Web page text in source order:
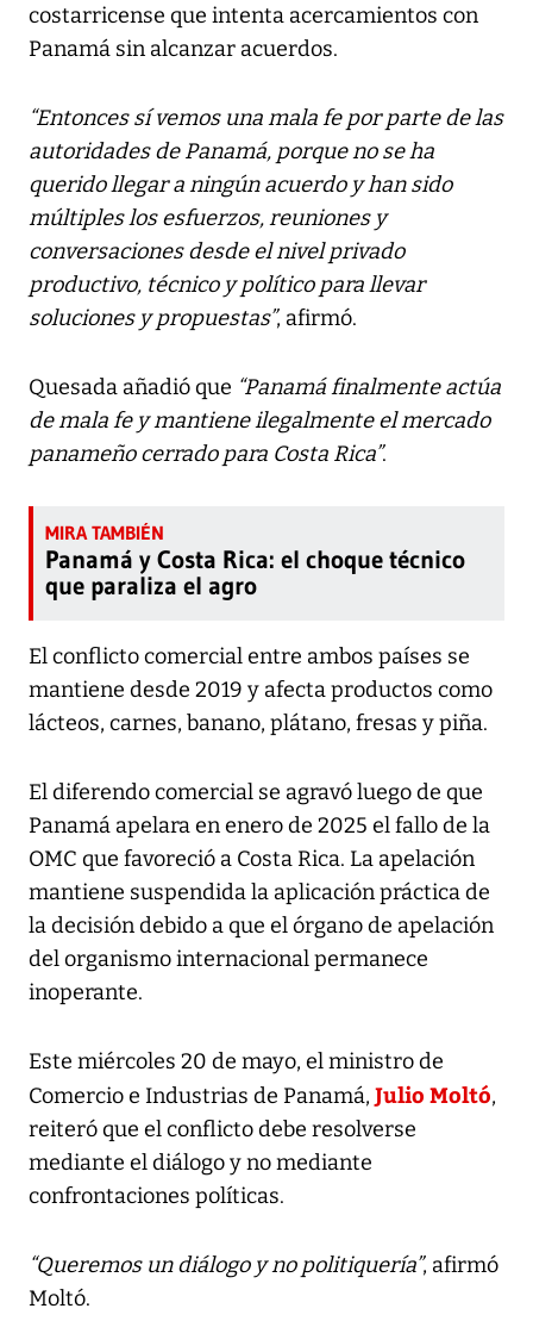
costarricense que intenta acercamientos con
Panamá sin alcanzar acuerdos.
“Entonces sí vemos una mala fe por parte de las
autoridades de Panamá, porque no se ha
querido llegar a ningún acuerdo y han sido
múltiples los esfuerzos, reuniones y
conversaciones desde el nivel privado
productivo, técnico y político para llevar
soluciones y propuestas”, afirmó.
Quesada añadió que “Panamá finalmente actúa
de mala fe y mantiene ilegalmente el mercado
panameño cerrado para Costa Rica”.
Panamá y Costa Rica: el choque técnico
que paraliza el agro
El conflicto comercial entre ambos países se
mantiene desde 2019 y afecta productos como
lácteos, carnes, banano, plátano, fresas y piña.
El diferendo comercial se agravó luego de que
Panamá apelara en enero de 2025 el fallo de la
OMC que favoreció a Costa Rica. La apelación
mantiene suspendida la aplicación práctica de
la decisión debido a que el órgano de apelación
del organismo internacional permanece
inoperante.
Este miércoles 20 de mayo, el ministro de
Comercio e Industrias de Panamá, Julio Moltó,
reiteró que el conflicto debe resolverse
mediante el diálogo y no mediante
confrontaciones políticas.
“Queremos un diálogo y no politiquería”, afirmó
Moltó.